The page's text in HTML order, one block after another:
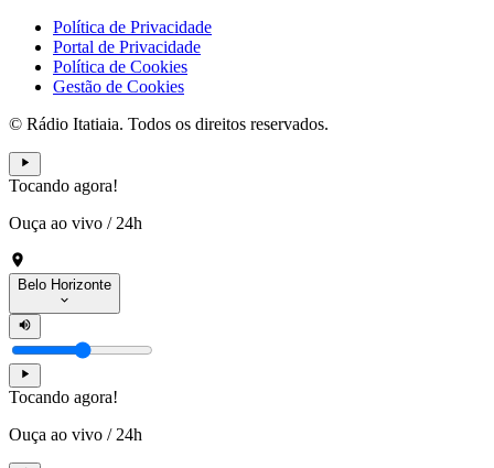
Política de Privacidade
Portal de Privacidade
Política de Cookies
Gestão de Cookies
© Rádio Itatiaia. Todos os direitos reservados.
Tocando agora!
Ouça ao vivo / 24h
Belo Horizonte
Tocando agora!
Ouça ao vivo / 24h